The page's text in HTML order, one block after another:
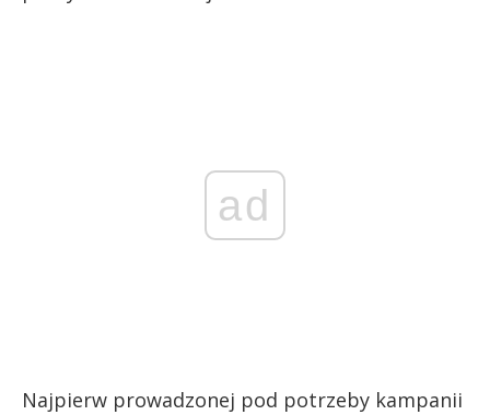
ad
Najpierw prowadzonej pod potrzeby kampanii